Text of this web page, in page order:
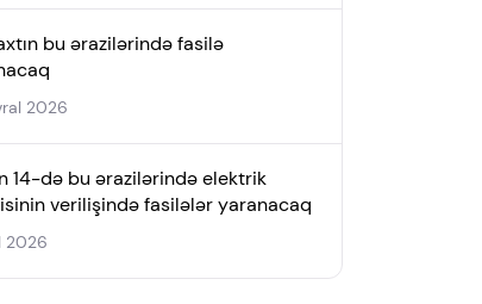
bu ərazilərində fasilə
2026
14-də bu ərazilərində elektrik
verilişində fasilələr yaranacaq
2026